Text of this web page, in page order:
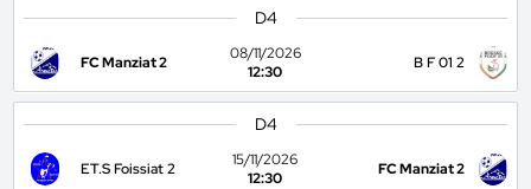
D4
FC Manziat 2
08/11/2026
12:30
B F 01 2
D4
ET.S Foissiat 2
15/11/2026
12:30
FC Manziat 2